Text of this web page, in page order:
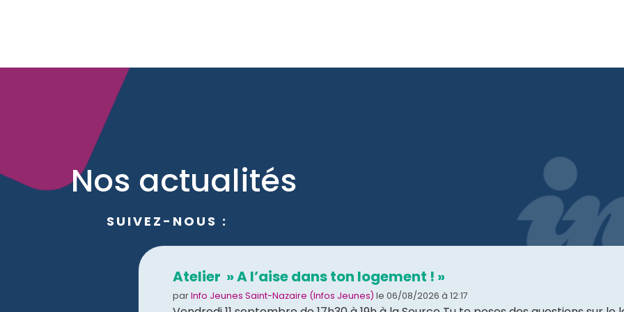
Nos actualités
SUIVEZ-NOUS :
Atelier » A l’aise dans ton logement ! »
parInfo Jeunes Saint-Nazaire (Infos Jeunes) le 06/08/2026 à 12:17